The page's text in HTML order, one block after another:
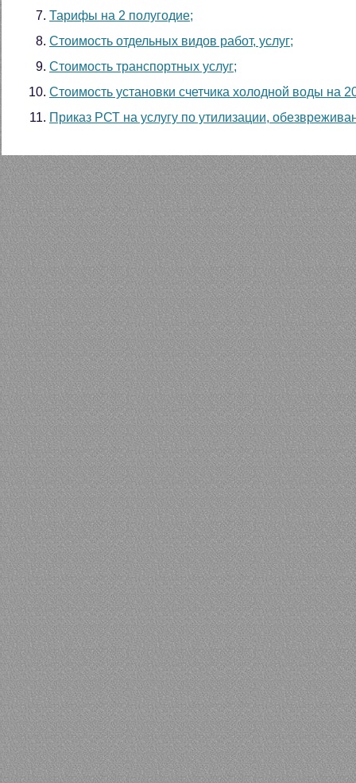
Тарифы на 2 полугодие;
Стоимость отдельных видов работ, услуг;
Стоимость транспортных услуг;
Стоимость установки счетчика холодной воды на
Приказ РСТ на услугу по утилизации,